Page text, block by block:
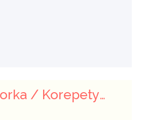
Korepetytorka / Korepetytor - Nauczyciel / Nauczycielka